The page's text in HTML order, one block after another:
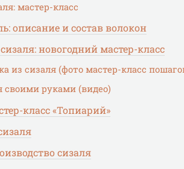
мастер-класс
описание и состав волокон
новогодний мастер-класс
из сизаля (фото мастер-класс
своими руками (видео)
класс «Топиарий»
сизаля